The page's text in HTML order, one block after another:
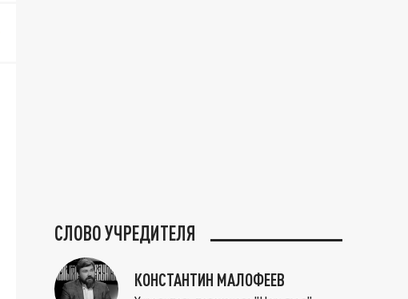
СЛОВО УЧРЕДИТЕЛЯ
КОНСТАНТИН МАЛОФЕЕВ